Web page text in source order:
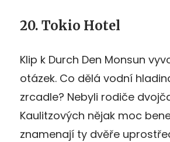
20. Tokio Hotel
Klip k Durch Den Monsun
otázek. Co dělá vodní
zrcadle? Nebyli rodiče
Kaulitzových nějak moc
znamenají ty dvěře